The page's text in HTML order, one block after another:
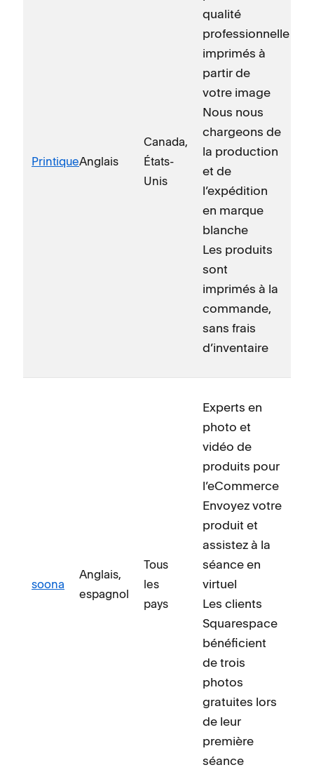
PrintiqueAnglais
Canada,
États-
Unis
qualité
professionnelle
imprimés à
partir de
votre image
Nous nous
chargeons de
la production
et de
l’expédition
en marque
blanche
Les produits
sont
imprimés à la
commande,
sans frais
d’inventaire
soona
Anglais,
espagnol
Tous
les
pays
Experts en
photo et
vidéo de
produits pour
l’eCommerce
Envoyez votre
produit et
assistez à la
séance en
virtuel
Les clients
Squarespace
bénéficient
de trois
photos
gratuites lors
de leur
première
séance